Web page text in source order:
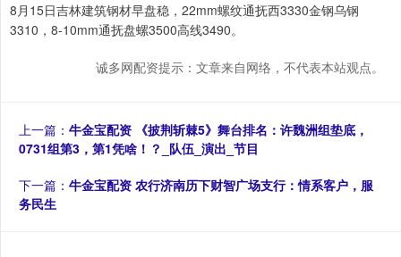
8月15日吉林建筑钢材早盘稳，22mm螺纹通抚西3330金钢乌钢
3310，8-10mm通抚盘螺3500高线3490。
诚多网配资提示：文章来自网络，不代表本站观点。
上一篇： 牛金宝配资 《披荆斩棘5》舞台排名：许魏洲组垫底，
0731组第3，第1凭啥！？_队伍_演出_节目
下一篇： 牛金宝配资 农行济南历下财智广场支行：情系客户，服
务民生